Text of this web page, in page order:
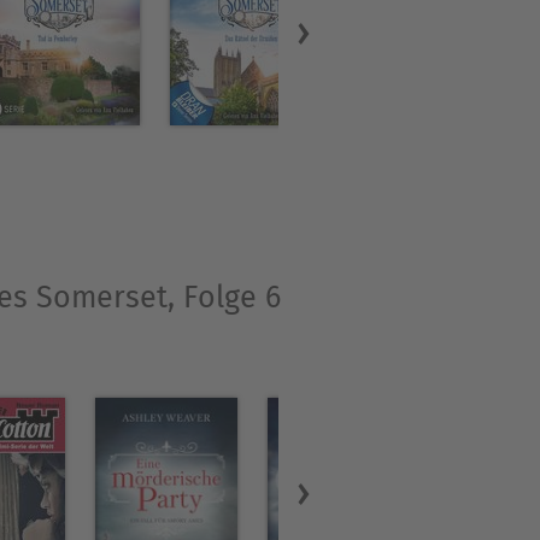
noch geraucht wurde
Dorothea Stiller
schreiben. Auf in
Somerset, Folge 6